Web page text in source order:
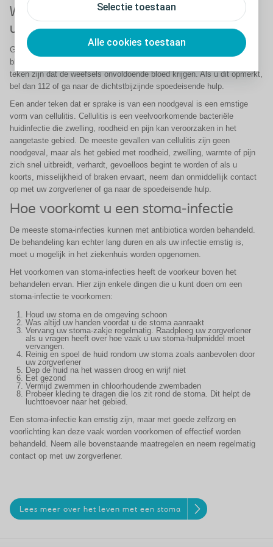
Selectie toestaan
Alle cookies toestaan
Wanneer moet u contact opnemen met
uw arts
Grote veranderingen in de kleur van uw stoma, waaronder extreme
bleekheid of donker worden (ook wel necrose genoemd), kunnen een
teken zijn dat de weefsels onvoldoende bloed krijgen. Als u dit opmerkt,
bel dan 112 of ga naar de dichtstbijzijnde spoedeisende hulp.
Een ander teken dat er sprake is van een noodgeval is een ernstige
vorm van cellulitis. Cellulitis is een veelvoorkomende bacteriële
huidinfectie die zwelling, roodheid en pijn kan veroorzaken in het
aangetaste gebied. De meeste gevallen van cellulitis zijn geen
noodgeval, maar als het gebied met roodheid, zwelling, warmte of pijn
zich snel uitbreidt, verhardt, gevoelloos begint te worden of als u
koorts, misselijkheid of braken ervaart, neem dan onmiddellijk contact
op met uw zorgverlener of ga naar de spoedeisende hulp.
Hoe voorkomt u een stoma-infectie
De meeste stoma-infecties kunnen met antibiotica worden behandeld.
De behandeling kan echter lang duren en als uw infectie ernstig is,
moet u mogelijk in het ziekenhuis worden opgenomen.
Het voorkomen van stoma-infecties heeft de voorkeur boven het
behandelen ervan. Hier zijn enkele dingen die u kunt doen om een
stoma-infectie te voorkomen:
Houd uw stoma en de omgeving schoon
Was altijd uw handen voordat u de stoma aanraakt
Vervang uw stoma-zakje regelmatig. Raadpleeg uw zorgverlener
als u vragen heeft over hoe vaak u uw stoma-hulpmiddel moet
vervangen.
Reinig en spoel de huid rondom uw stoma zoals aanbevolen door
uw zorgverlener
Dep de huid na het wassen droog en wrijf niet
Eet gezond
Vermijd zwemmen in chloorhoudende zwembaden
Probeer kleding te dragen die los zit rond de stoma. Dit helpt de
luchttoevoer naar het gebied.
Een stoma-infectie kan ernstig zijn, maar met goede zelfzorg en
voorlichting kan deze vaak worden voorkomen of effectief worden
behandeld. Neem alle bovenstaande maatregelen en neem regelmatig
contact op met uw zorgverlener.
Lees meer over het leven met een stoma